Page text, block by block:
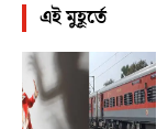
এই মুহূর্তে